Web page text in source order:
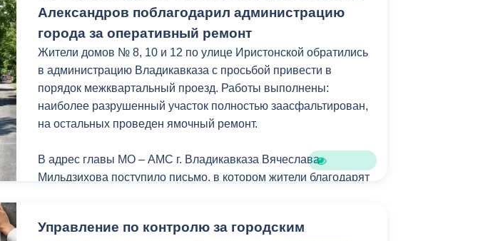
Александров поблагодарил администрацию
города за оперативный ремонт
Жители домов № 8, 10 и 12 по улице Иристонской обратились
в администрацию Владикавказа с просьбой привести в
порядок межквартальный проезд. Работы выполнены:
наиболее разрушенный участок полностью заасфальтирован,
на остальных проведен ямочный ремонт.
В адрес главы МО – АМС г. Владикавказа Вячеслава
Мильдзихова поступило письмо, в котором жители благодарят
Управление по контролю за городским